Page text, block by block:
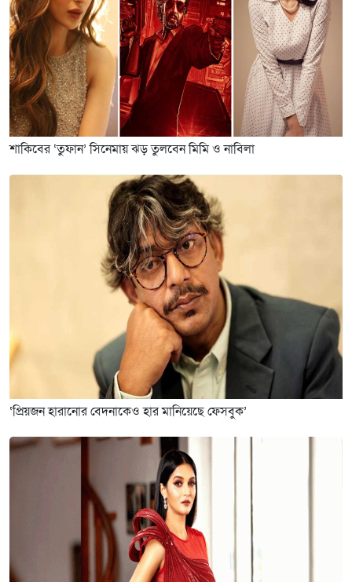
শাকিবের ‘তুফান’ সিনেমায় ঝড় তুলবেন মিমি ও নাবিলা
‘প্রিয়জন হারানোর বেদনাকেও হার মানিয়েছে ফেসবুক’